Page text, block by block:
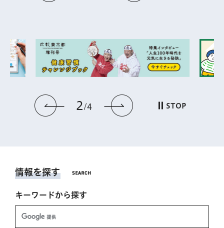
前のスライドを表示
2 4 次のスライドを表
STOP
情報を探す
キーワードから探す